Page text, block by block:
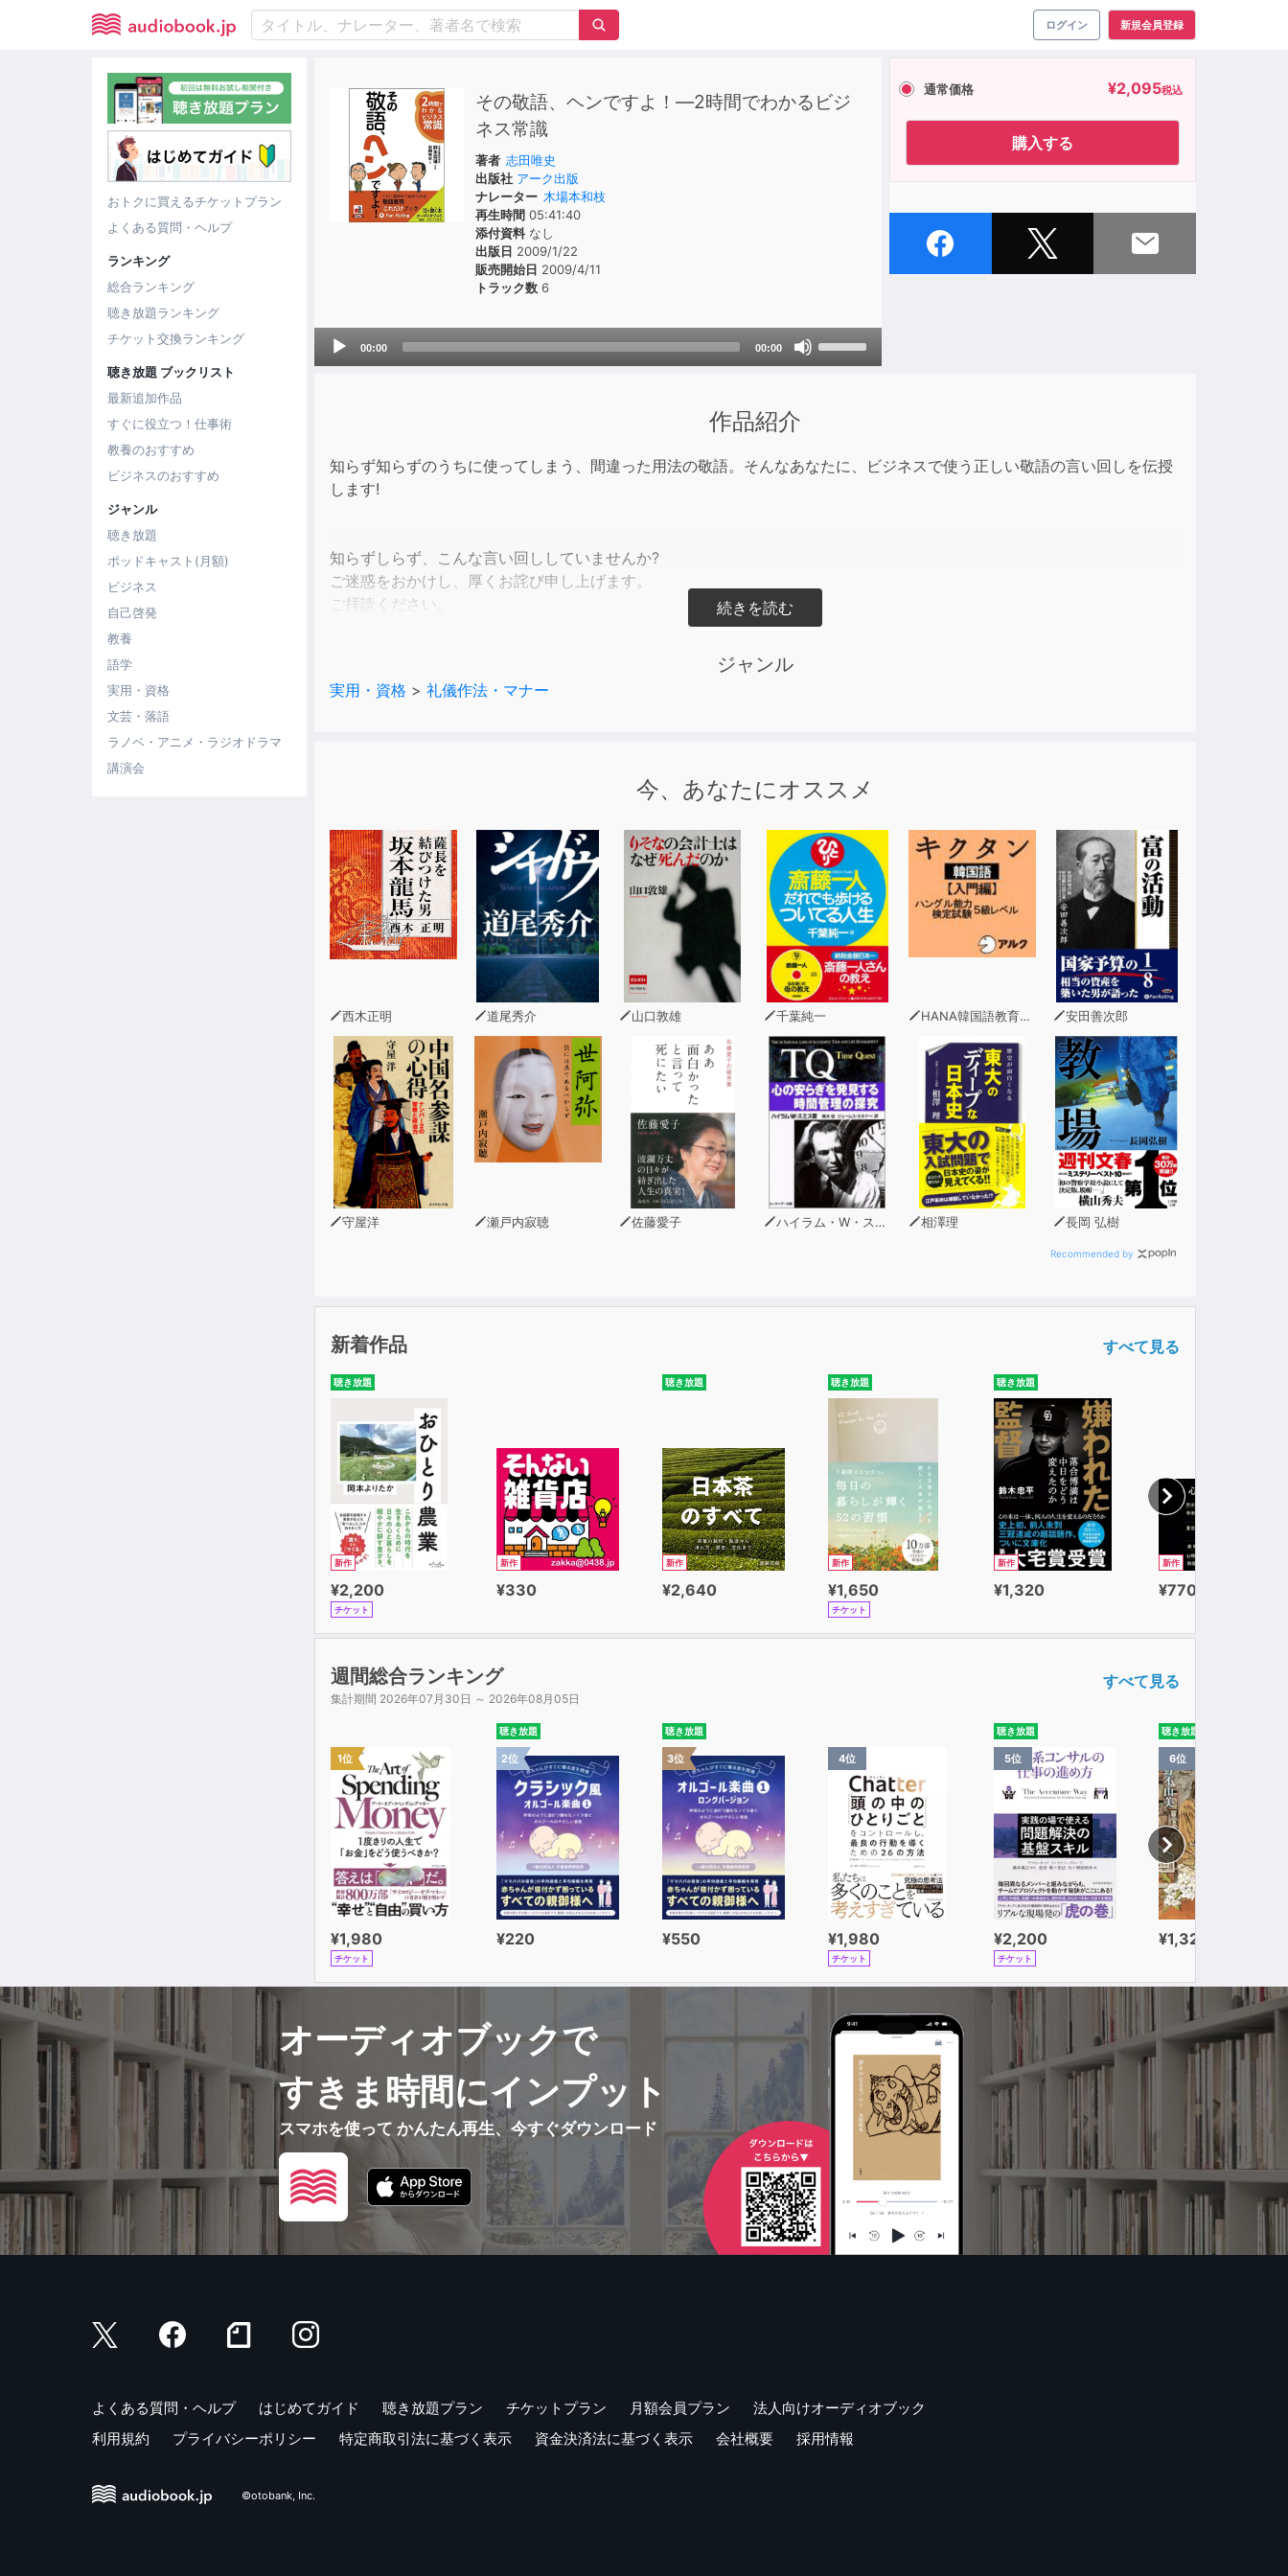
ログイン 新規会員登録
おトクに買えるチケットプラン
よくある質問・ヘルプ
ランキング
総合ランキング
聴き放題ランキング
チケット交換ランキング
聴き放題 ブックリスト
最新追加作品
すぐに役立つ！仕事術
教養のおすすめ
ビジネスのおすすめ
ジャンル
聴き放題
ポッドキャスト(月額)
ビジネス
自己啓発
教養
語学
実用・資格
文芸・落語
ラノベ・アニメ・ラジオドラマ
講演会
その敬語、ヘンですよ！―2時間でわかるビジ
ネス常識
著者 志田唯史
出版社 アーク出版
ナレーター 木場本和枝
再生時間05:41:40
添付資料なし
出版日 2009/1/22
販売開始日 2009/4/11
トラック数6
Audio
00:00 00:00
or
通常価格 ¥2,095税込
購入する
作品紹介
知らず知らずのうちに使ってしまう、間違った用法の敬語。そんなあなたに、ビジネスで使う正しい敬語の言い回しを伝授
します!
知らずしらず、こんな言い回ししていませんか?
ご迷惑をおかけし、厚くお詫び申し上げます。
ご拝読ください。
これらはすべて誤った敬語の使い方。
ジャンル
実用・資格 > 礼儀作法・マナー
今、あなたにオススメ
西木正明 道尾秀介 山口敦雄 千葉純一 HANA韓国語教育研究会 安田善次郎
守屋洋 瀬戸内寂聴 佐藤愛子 ハイラム・W・スミス 相澤理 長岡 弘樹
Recommended by
新着作品 すべて見る
聴き放題
新作
¥2,200
チケット
新作
¥330
聴き放題
新作
¥2,640
聴き放題
新作
¥1,650
チケット
聴き放題
新作
¥1,320
新作
¥770
週間総合ランキング
集計期間 2026年07月30日 ～ 2026年08月05日
すべて見る
1位
¥1,980
チケット
聴き放題
2位
¥220
聴き放題
3位
¥550
4位
¥1,980
チケット
聴き放題
5位
¥2,200
チケット
聴き放題
6位
¥1,320
オーディオブックで
すきま時間にインプット
スマホを使って かんたん再生、今すぐダウンロード
よくある質問・ヘルプ はじめてガイド 聴き放題プラン チケットプラン 月額会員プラン
法人向けオーディオブック
利用規約
プライバシーポリシー 特定商取引法に基づく表示 資金決済法に基づく表示 会社概要 採用情報
©otobank, Inc.